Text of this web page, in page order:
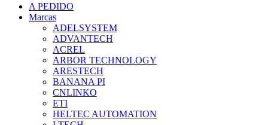
A PEDIDO
Marcas
ADELSYSTEM
ADVANTECH
ACREL
ARBOR TECHNOLOGY
ARESTECH
BANANA PI
CNLINKO
ETI
HELTEC AUTOMATION